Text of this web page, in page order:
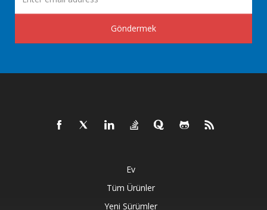
Göndermek
Ev
Tüm Ürünler
Yeni Sürümler